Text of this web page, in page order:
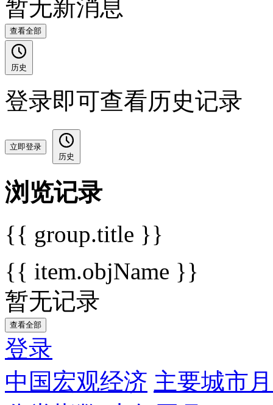
暂无新消息
查看全部
历史
登录即可查看历史记录
立即登录
历史
浏览记录
{{ group.title }}
{{ item.objName }}
暂无记录
查看全部
登录
中国宏观经济 主要城市